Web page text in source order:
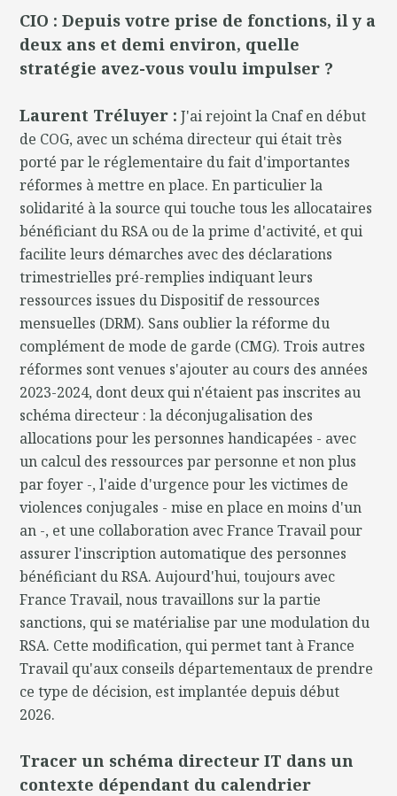
CIO : Depuis votre prise de fonctions, il y a
deux ans et demi environ, quelle
stratégie avez-vous voulu impulser ?
Laurent Tréluyer : J'ai rejoint la Cnaf en début
de COG, avec un schéma directeur qui était très
porté par le réglementaire du fait d'importantes
réformes à mettre en place. En particulier la
solidarité à la source qui touche tous les allocataires
bénéficiant du RSA ou de la prime d'activité, et qui
facilite leurs démarches avec des déclarations
trimestrielles pré-remplies indiquant leurs
ressources issues du Dispositif de ressources
mensuelles (DRM). Sans oublier la réforme du
complément de mode de garde (CMG). Trois autres
réformes sont venues s'ajouter au cours des années
2023-2024, dont deux qui n'étaient pas inscrites au
schéma directeur : la déconjugalisation des
allocations pour les personnes handicapées - avec
un calcul des ressources par personne et non plus
par foyer -, l'aide d'urgence pour les victimes de
violences conjugales - mise en place en moins d'un
an -, et une collaboration avec France Travail pour
assurer l'inscription automatique des personnes
bénéficiant du RSA. Aujourd'hui, toujours avec
France Travail, nous travaillons sur la partie
sanctions, qui se matérialise par une modulation du
RSA. Cette modification, qui permet tant à France
Travail qu'aux conseils départementaux de prendre
ce type de décision, est implantée depuis début
2026.
Tracer un schéma directeur IT dans un
contexte dépendant du calendrier